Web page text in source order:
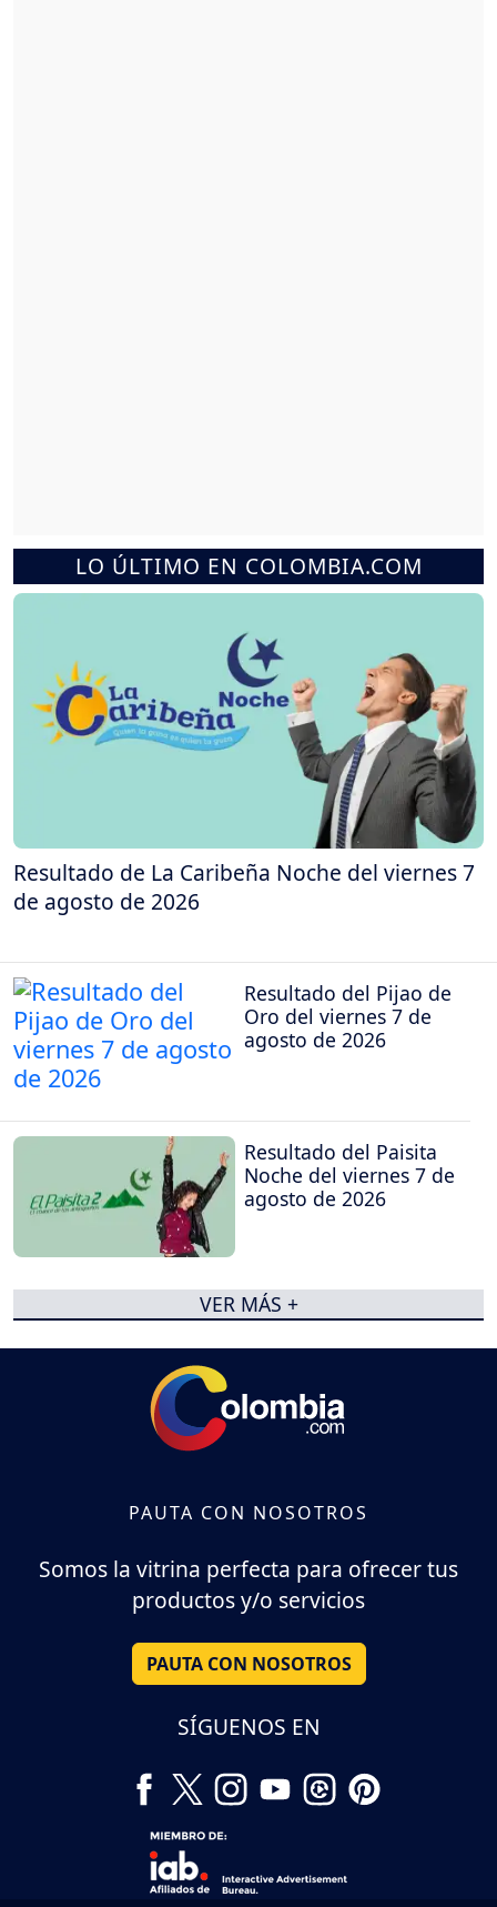
LO ÚLTIMO EN COLOMBIA.COM
Resultado de La Caribeña Noche del viernes 7
de agosto de 2026
Resultado del Pijao de
Oro del viernes 7 de
agosto de 2026
Resultado del Paisita
Noche del viernes 7 de
agosto de 2026
VER MÁS +
PAUTA CON NOSOTROS
Somos la vitrina perfecta para ofrecer tus
productos y/o servicios
PAUTA CON NOSOTROS
SÍGUENOS EN